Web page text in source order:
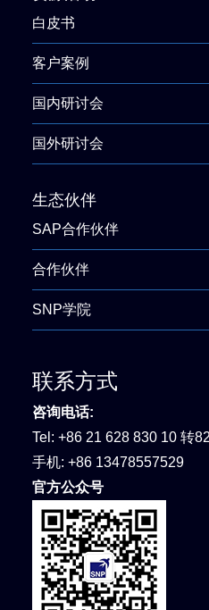
白皮书
客户案例
国内研讨会
国外研讨会
生态伙伴
SAP合作伙伴
合作伙伴
SNP学院
联系方式
咨询电话:
Tel: +86 21 628 830 10 转
手机: +86 13478557529
官方公众号